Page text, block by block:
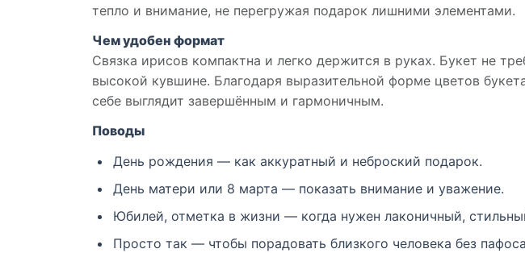
тепло и внимание, не перегружая подарок лишними элементами.
Чем удобен формат
Связка ирисов компактна и легко держится в руках. Букет не
высокой кувшине. Благодаря выразительной форме цветов
себе выглядит завершённым и гармоничным.
Поводы
День рождения — как аккуратный и неброский подарок.
День матери или 8 марта — показать внимание и уважение.
Юбилей, отметка в жизни — когда нужен лаконичный,
Просто так — чтобы порадовать близкого человека без